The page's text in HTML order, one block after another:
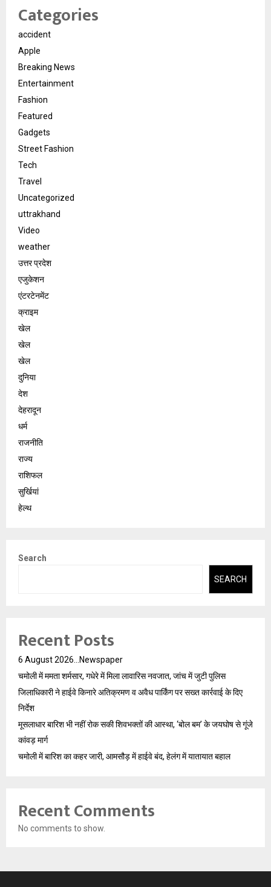
Categories
accident
Apple
Breaking News
Entertainment
Fashion
Featured
Gadgets
Street Fashion
Tech
Travel
Uncategorized
uttrakhand
Video
weather
उत्तर प्रदेश
एजुकेशन
एंटरटेनमेंट
क्राइम
खेल
खेल
खेल
दुनिया
देश
देहरादून
धर्म
राजनीति
राज्य
राशिफल
सुर्खियां
हेल्थ
Search
SEARCH
Recent Posts
6 August 2026…Newspaper
चमोली में ममता शर्मसार, गधेरे में मिला लावारिस नवजात, जांच में जुटी पुलिस
जिलाधिकारी ने हाईवे किनारे अतिक्रमण व अवैध पार्किंग पर सख्त कार्रवाई के दिए
निर्देश
मूसलाधार बारिश भी नहीं रोक सकी शिवभक्तों की आस्था, ‘बोल बम’ के जयघोष से गूंजे
कांवड़ मार्ग
चमोली में बारिश का कहर जारी, आमसौड़ में हाईवे बंद, हेलंग में यातायात बहाल
Recent Comments
No comments to show.